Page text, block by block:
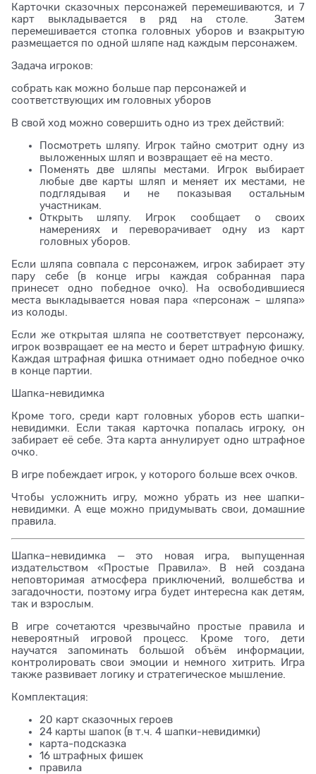
Карточки сказочных персонажей перемешиваются, и 7
карт выкладывается в ряд на столе. Затем
перемешивается стопка головных уборов и взакрытую
размещается по одной шляпе над каждым персонажем.
Задача игроков:
собрать как можно больше пар персонажей и
соответствующих им головных уборов
В свой ход можно совершить одно из трех действий:
Посмотреть шляпу. Игрок тайно смотрит одну из
выложенных шляп и возвращает её на место.
Поменять две шляпы местами. Игрок выбирает
любые две карты шляп и меняет их местами, не
подглядывая и не показывая остальным
участникам.
Открыть шляпу. Игрок сообщает о своих
намерениях и переворачивает одну из карт
головных уборов.
Если шляпа совпала с персонажем, игрок забирает эту
пару себе (в конце игры каждая собранная пара
принесет одно победное очко). На освободившиеся
места выкладывается новая пара «персонаж – шляпа»
из колоды.
Если же открытая шляпа не соответствует персонажу,
игрок возвращает ее на место и берет штрафную фишку.
Каждая штрафная фишка отнимает одно победное очко
в конце партии.
Шапка-невидимка
Кроме того, среди карт головных уборов есть шапки-
невидимки. Если такая карточка попалась игроку, он
забирает её себе. Эта карта аннулирует одно штрафное
очко.
В игре побеждает игрок, у которого больше всех очков.
Чтобы усложнить игру, можно убрать из нее шапки-
невидимки. А еще можно придумывать свои, домашние
правила.
Шапка–невидимка — это новая игра, выпущенная
издательством «Простые Правила». В ней создана
неповторимая атмосфера приключений, волшебства и
загадочности, поэтому игра будет интересна как детям,
так и взрослым.
В игре сочетаются чрезвычайно простые правила и
невероятный игровой процесс. Кроме того, дети
научатся запоминать большой объём информации,
контролировать свои эмоции и немного хитрить. Игра
также развивает логику и стратегическое мышление.
Комплектация:
20 карт сказочных героев
24 карты шапок (в т.ч. 4 шапки-невидимки)
карта-подсказка
16 штрафных фишек
правила